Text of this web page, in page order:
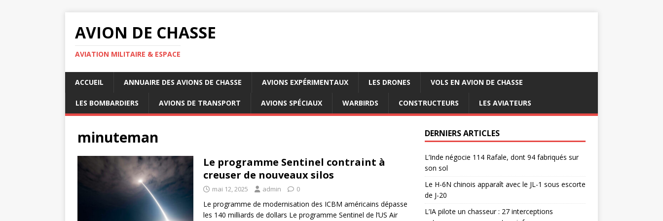
AVION DE CHASSE
AVIATION MILITAIRE & ESPACE
ACCUEIL ANNUAIRE DES AVIONS DE CHASSE AVIONS EXPÉRIMENTAUX LES DRONES VOLS EN AVION DE CHASSE
LES BOMBARDIERS AVIONS DE TRANSPORT AVIONS SPÉCIAUX WARBIRDS CONSTRUCTEURS LES AVIATEURS
minuteman
Le programme Sentinel contraint à
creuser de nouveaux silos
mai 12, 2025 admin 0
Le programme de modernisation des ICBM américains dépasse
les 140 milliards de dollars Le programme Sentinel de l’US Air
DERNIERS ARTICLES
L’Inde négocie 114 Rafale, dont 94 fabriqués sur
son sol
Le H-6N chinois apparaît avec le JL-1 sous escorte
de J-20
L’IA pilote un chasseur : 27 interceptions